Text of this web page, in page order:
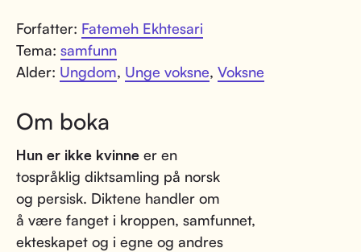
Forfatter: Fatemeh Ekhtesari
Tema: samfunn
Alder: Ungdom, Unge voksne, Voksne
Om boka
Hun er ikke kvinne er en
tospråklig diktsamling på norsk
og persisk. Diktene handler om
å være fanget i kroppen, samfunnet,
ekteskapet og i egne og andres